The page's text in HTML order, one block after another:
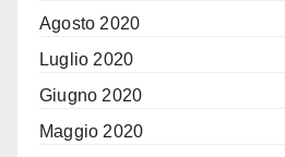
Agosto 2020
Luglio 2020
Giugno 2020
Maggio 2020